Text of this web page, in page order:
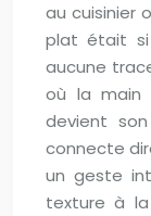
au cuisinier
plat était si
aucune
où la main
devient
connecte
un geste
texture à